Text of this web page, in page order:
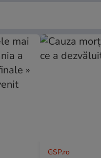
GSP.ro